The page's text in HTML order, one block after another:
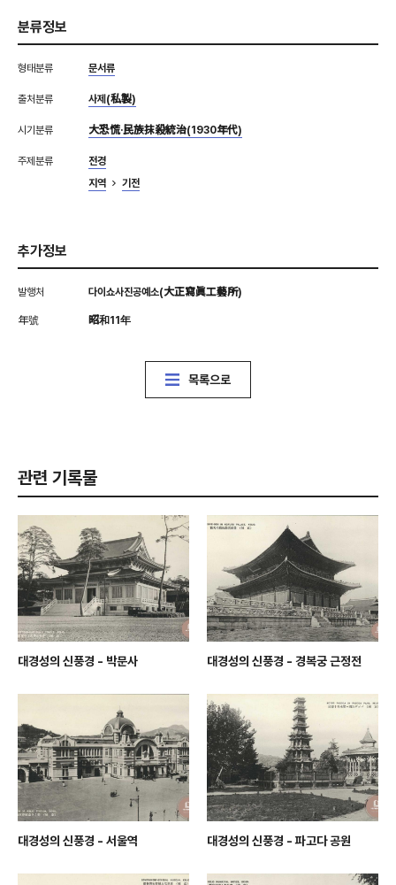
분류정보
형태분류 문서류
출처분류 사제(私製)
시기분류 大恐慌·民族抹殺統治(1930年代)
주제분류
전경
지역
기전
추가정보
발행처 다이쇼사진공예소(大正寫眞工藝所)
年號 昭和11年
목록으로
관련 기록물
대경성의 신풍경 - 박문사 대경성의 신풍경 - 경복궁 근정전
대경성의 신풍경 - 서울역 대경성의 신풍경 - 파고다 공원